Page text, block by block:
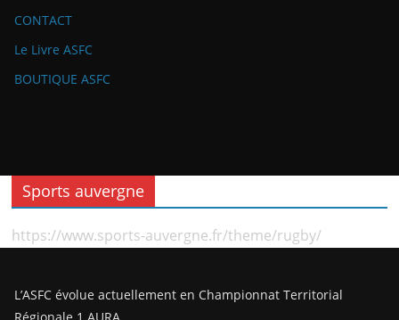
CONTACT
Le Livre ASFC
BOUTIQUE ASFC
Sports auvergne
https://www.sports-auvergne.fr/theme/rugby/
L’ASFC évolue actuellement en Championnat Territorial